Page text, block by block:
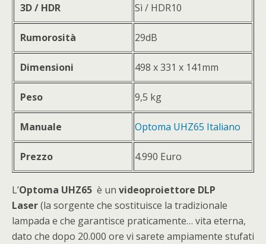
3D / HDR
Sì / HDR10
Rumorosità 29dB
Dimensioni 498 x 331 x 141mm
Peso 9,5 kg
Manuale Optoma UHZ65 Italiano
Prezzo 4.990 Euro
L’Optoma UHZ65 è un videoproiettore DLP
Laser(la sorgente che sostituisce la tradizionale
lampada e che garantisce praticamente… vita eterna,
dato che dopo 20.000 ore vi sarete ampiamente stufati